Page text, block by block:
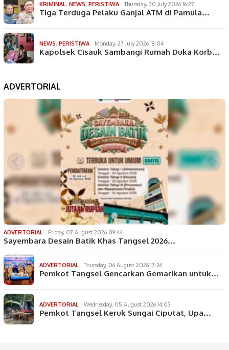
KRIMINAL, NEWS, PERISTIWA Thursday, 30 July 2026 16:27
Tiga Terduga Pelaku Ganjal ATM di Pamula…
NEWS, PERISTIWA Monday, 27 July 2026 18:04
Kapolsek Cisauk Sambangi Rumah Duka Korb…
ADVERTORIAL
ADVERTORIAL Friday, 07 August 2026 09:44
Sayembara Desain Batik Khas Tangsel 2026…
ADVERTORIAL Thursday, 06 August 2026 17:26
Pemkot Tangsel Gencarkan Gemarikan untuk…
ADVERTORIAL Wednesday, 05 August 2026 14:03
Pemkot Tangsel Keruk Sungai Ciputat, Upa…